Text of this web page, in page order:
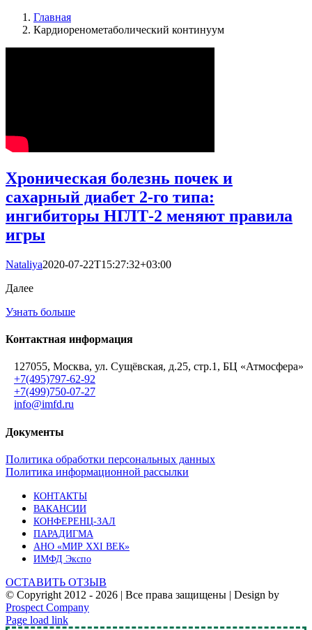
Главная
Кардиоренометаболический континуум
Хроническая болезнь почек и
сахарный диабет 2-го типа:
ингибиторы НГЛТ-2 меняют правила
игры
Nataliya2020-07-22T15:27:32+03:00
Далее
Узнать больше
Контактная информация
127055, Москва, ул. Сущёвская, д.25, стр.1, БЦ «Атмосфера»
+7(495)797-62-92
+7(499)750-07-27
info@imfd.ru
Документы
Политика обработки персональных данных
Политика информационной рассылки
КОНТАКТЫ
ВАКАНСИИ
КОНФЕРЕНЦ-ЗАЛ
ПАРАДИГМА
АНО «МИР XXI ВЕК»
ИМФД Экспо
ОСТАВИТЬ ОТЗЫВ
© Copyright 2012 - 2026 | Все права защищены | Design by
Prospect Company
Vk
Telegram
YouTube
Email
Page load link